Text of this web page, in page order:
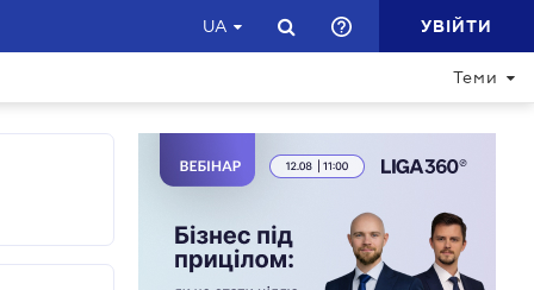
UA УВІЙТИ
Теми